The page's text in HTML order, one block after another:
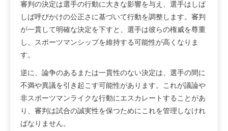
審判の決定は選手の行動に大きな影響を与え、選手はしば
しば呼びかけの公正さに基づいて行動を調整します。審判
が一貫して明確な決定を下すと、選手は彼らの権威を尊重
し、スポーツマンシップを維持する可能性が高くなりま
す。
逆に、論争のあるまたは一貫性のない決定は、選手の間に
不満や異議を引き起こす可能性があります。これが議論や
非スポーツマンライクな行動にエスカレートすることがあ
り、審判は試合の誠実性を保つためにこれを管理しなけれ
ばなりません。